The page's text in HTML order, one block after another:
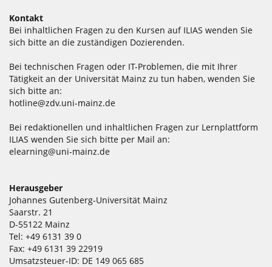
Kontakt
Bei inhaltlichen Fragen zu den Kursen auf ILIAS wenden Sie
sich bitte an die zuständigen Dozierenden.
Bei technischen Fragen oder IT-Problemen, die mit Ihrer
Tätigkeit an der Universität Mainz zu tun haben, wenden Sie
sich bitte an:
hotline@zdv.uni-mainz.de
Bei redaktionellen und inhaltlichen Fragen zur Lernplattform
ILIAS wenden Sie sich bitte per Mail an:
elearning@uni-mainz.de
Herausgeber
Johannes Gutenberg-Universität Mainz
Saarstr. 21
D-55122 Mainz
Tel: +49 6131 39 0
Fax: +49 6131 39 22919
Umsatzsteuer-ID: DE 149 065 685